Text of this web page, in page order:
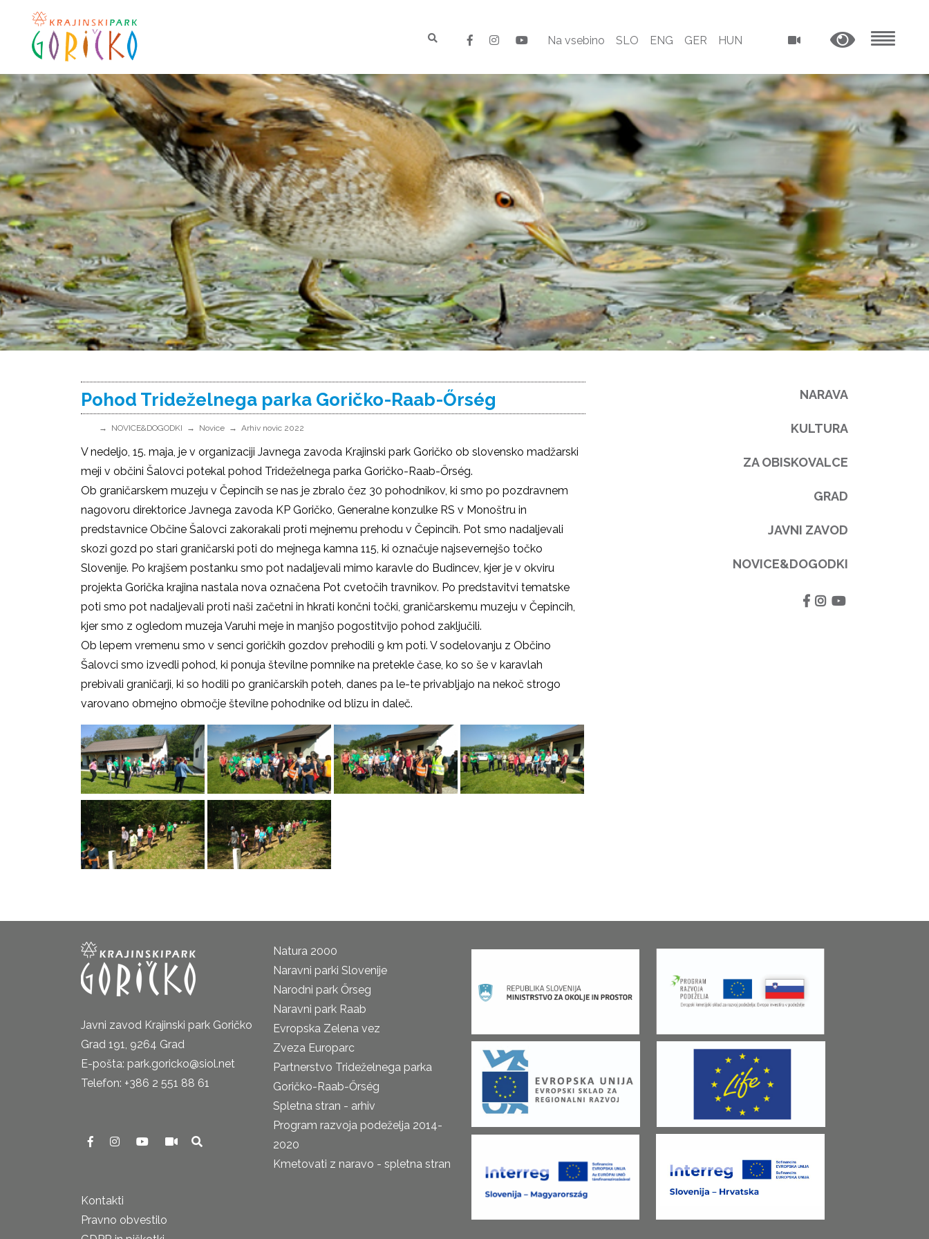
Na vsebino SLO ENG GER HUN
Pohod Trideželnega parka Goričko-Raab-Őrség
NOVICE&DOGODKI Novice Arhiv novic 2022
V nedeljo, 15. maja, je v organizaciji Javnega zavoda Krajinski park Goričko ob slovensko madžarski
meji v občini Šalovci potekal pohod Trideželnega parka Goričko-Raab-Őrség.
Ob graničarskem muzeju v Čepincih se nas je zbralo čez 30 pohodnikov, ki smo po pozdravnem
nagovoru direktorice Javnega zavoda KP Goričko, Generalne konzulke RS v Monoštru in
predstavnice Občine Šalovci zakorakali proti mejnemu prehodu v Čepincih. Pot smo nadaljevali
skozi gozd po stari graničarski poti do mejnega kamna 115, ki označuje najsevernejšo točko
Slovenije. Po krajšem postanku smo pot nadaljevali mimo karavle do Budincev, kjer je v okviru
projekta Gorička krajina nastala nova označena Pot cvetočih travnikov. Po predstavitvi tematske
poti smo pot nadaljevali proti naši začetni in hkrati končni točki, graničarskemu muzeju v Čepincih,
kjer smo z ogledom muzeja Varuhi meje in manjšo pogostitvijo pohod zaključili.
Ob lepem vremenu smo v senci goričkih gozdov prehodili 9 km poti. V sodelovanju z Občino
Šalovci smo izvedli pohod, ki ponuja številne pomnike na pretekle čase, ko so še v karavlah
prebivali graničarji, ki so hodili po graničarskih poteh, danes pa le-te privabljajo na nekoč strogo
varovano obmejno območje številne pohodnike od blizu in daleč.
NARAVA
KULTURA
ZA OBISKOVALCE
GRAD
JAVNI ZAVOD
NOVICE&DOGODKI
Javni zavod Krajinski park Goričko
Grad 191, 9264 Grad
E-pošta: park.goricko@siol.net
Telefon: +386 2 551 88 61
Kontakti
Pravno obvestilo
Natura 2000
Naravni parki Slovenije
Narodni park Őrseg
Naravni park Raab
Evropska Zelena vez
Zveza Europarc
Partnerstvo Trideželnega parka
Goričko-Raab-Őrség
Spletna stran - arhiv
Program razvoja podeželja 2014-
2020
Kmetovati z naravo - spletna stran